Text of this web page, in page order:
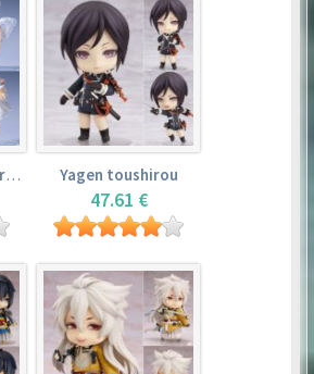
Wind mischief astarotte Yagen toushirou
47.61 €